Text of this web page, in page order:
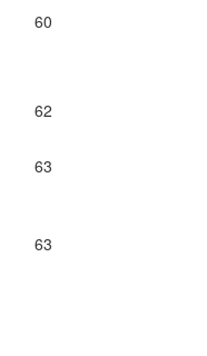
60
62
63
63